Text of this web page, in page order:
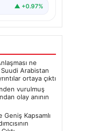
▲ +0.97%
ne
Arabistan
ortaya çıktı
vurulmuş
olay anının
Geniş Kapsamlı